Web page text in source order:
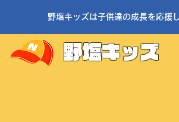
野塩キッズは子供達の成長を応援
野塩キッズ